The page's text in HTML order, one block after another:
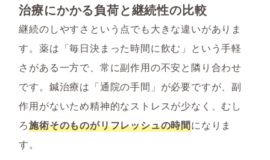
治療にかかる負荷と継続性の比較
継続のしやすさという点でも大きな違いがありま
す。薬は「毎日決まった時間に飲む」という手軽
さがある一方で、常に副作用の不安と隣り合わせ
です。鍼治療は「通院の手間」が必要ですが、副
作用がないため精神的なストレスが少なく、むし
ろ施術そのものがリフレッシュの時間になりま
す。